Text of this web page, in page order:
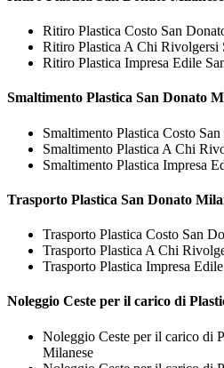
Ritiro Plastica Costo San
Ritiro Plastica A Chi Rivolgersi
Ritiro Plastica Impresa Edile
Smaltimento Plastica San Donato
Smaltimento Plastica Costo
Smaltimento Plastica A Chi
Smaltimento Plastica Impresa
Trasporto Plastica San Donato
Trasporto Plastica Costo San
Trasporto Plastica A Chi
Trasporto Plastica Impresa
Noleggio Ceste per il carico di
Noleggio Ceste per il carico di
Milanese